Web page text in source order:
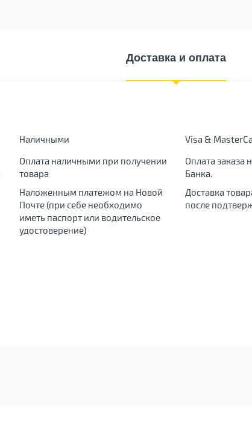
Доставка и оплата
Наличными
Оплата наличными при получении
товара
Наложенным платежом на Новой
Почте (при себе необходимо
иметь паспорт или водительское
удостоверение)
Visa &
Оплата заказа
Банка.
Доставка
после